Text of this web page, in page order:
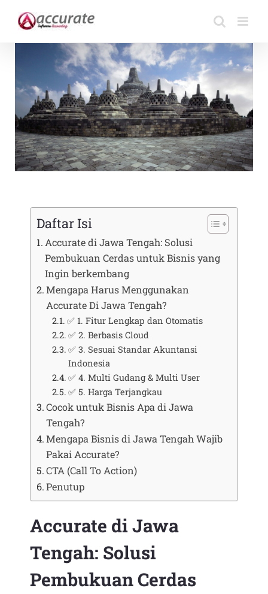
content
Daftar Isi
Accurate di Jawa Tengah: Solusi
Pembukuan Cerdas untuk Bisnis yang
Ingin berkembang
Mengapa Harus Menggunakan
Accurate Di Jawa Tengah?
✅ 1. Fitur Lengkap dan Otomatis
✅ 2. Berbasis Cloud
✅ 3. Sesuai Standar Akuntansi
Indonesia
✅ 4. Multi Gudang & Multi User
✅ 5. Harga Terjangkau
Cocok untuk Bisnis Apa di Jawa
Tengah?
Mengapa Bisnis di Jawa Tengah Wajib
Pakai Accurate?
CTA (Call To Action)
Penutup
Accurate di Jawa
Tengah: Solusi
Pembukuan Cerdas